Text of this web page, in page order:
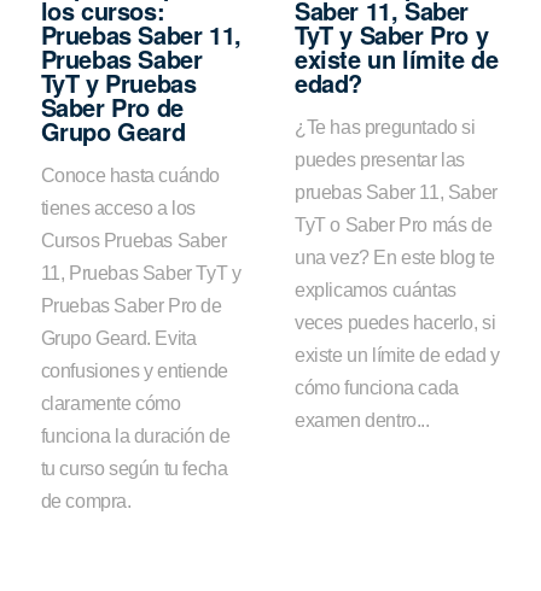
los cursos:
Pruebas Saber 11,
Pruebas Saber
TyT y Pruebas
Saber Pro de
Grupo Geard
Conoce hasta cuándo
tienes acceso a los
Cursos Pruebas Saber
11, Pruebas Saber TyT y
Pruebas Saber Pro de
Grupo Geard. Evita
confusiones y entiende
claramente cómo
funciona la duración de
tu curso según tu fecha
de compra.
Saber 11, Saber
TyT y Saber Pro y
existe un límite de
edad?
¿Te has preguntado si
puedes presentar las
pruebas Saber 11, Saber
TyT o Saber Pro más de
una vez? En este blog te
explicamos cuántas
veces puedes hacerlo, si
existe un límite de edad y
cómo funciona cada
examen dentro...